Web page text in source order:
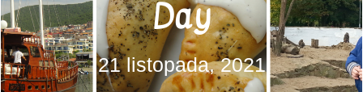
Day
21 listopada, 2021